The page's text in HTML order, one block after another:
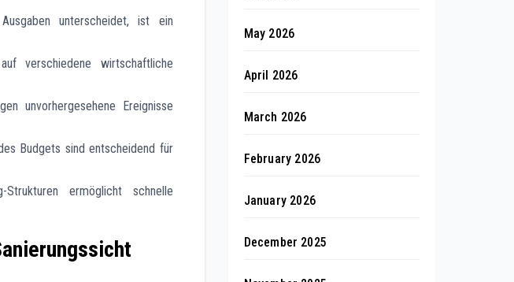
unterscheidet, ist ein
verschiedene wirtschaftliche
unvorhergesehene Ereignisse
Budgets sind entscheidend für
ermöglicht schnelle
May 2026
April 2026
March 2026
February 2026
January 2026
December 2025